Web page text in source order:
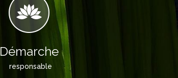
Démarche
responsable